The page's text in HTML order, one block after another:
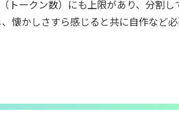
トークン数）にも上限があり、分割し
懐かしさすら感じると共に自作など